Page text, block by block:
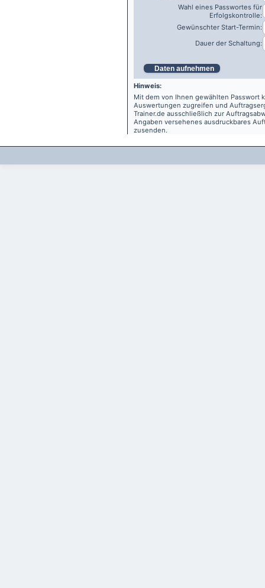
Wahl eines Passwortes für
Erfolgskontrolle:
Gewünschter Start-Termin:
Dauer der Schaltung:
Daten aufnehmen
Hinweis:
Mit dem von Ihnen gewählten Passwort
Auswertungen zugreifen und
Trainer.de ausschließlich zur
Angaben versehenes ausdruckbares
zusenden.